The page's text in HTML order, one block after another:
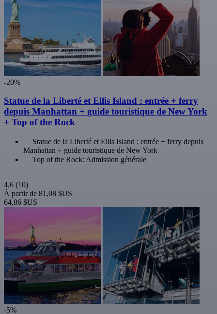
-20%
Statue de la Liberté et Ellis Island : entrée + ferry
depuis Manhattan + guide touristique de New York
+ Top of the Rock
Statue de la Liberté et Ellis Island : entrée + ferry depuis
Manhattan + guide touristique de New York
Top of the Rock: Admission générale
4,6 (10)
À partir de 81,08 $US
64,86 $US
-5%